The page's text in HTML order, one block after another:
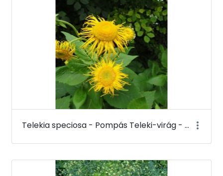
Telekia speciosa - Pompás Teleki-virág - Budai Arborétum